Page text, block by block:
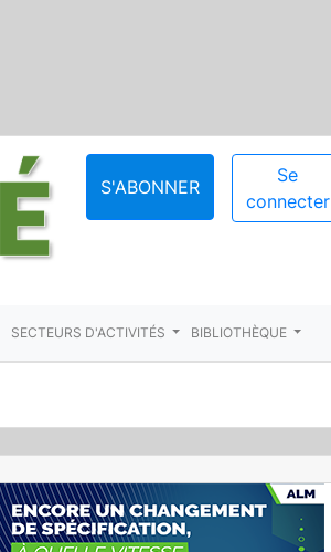
S'ABONNER
Se
connecter
SECTEURS D'ACTIVITÉS BIBLIOTHÈQUE